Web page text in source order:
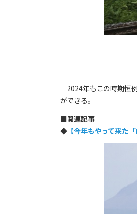
2024年もこの時期恒
ができる。
■関連記事
◆ 【今年もやって来た